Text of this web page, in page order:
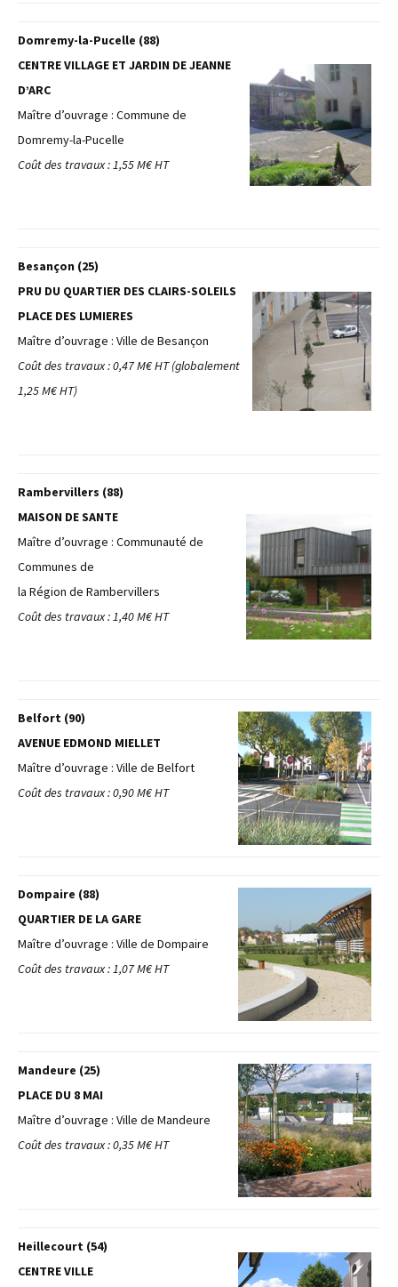
Domremy-la-Pucelle (88)
CENTRE VILLAGE ET JARDIN DE JEANNE
D’ARC
Maître d’ouvrage : Commune de
Domremy-la-Pucelle
Coût des travaux : 1,55 M€ HT
Besançon (25)
PRU DU QUARTIER DES CLAIRS-SOLEILS
PLACE DES LUMIERES
Maître d’ouvrage : Ville de Besançon
Coût des travaux : 0,47 M€ HT (globalement
1,25 M€ HT)
Rambervillers (88)
MAISON DE SANTE
Maître d’ouvrage : Communauté de
Communes de
la Région de Rambervillers
Coût des travaux : 1,40 M€ HT
Belfort (90)
AVENUE EDMOND MIELLET
Maître d’ouvrage : Ville de Belfort
Coût des travaux : 0,90 M€ HT
Dompaire (88)
QUARTIER DE LA GARE
Maître d’ouvrage : Ville de Dompaire
Coût des travaux : 1,07 M€ HT
Mandeure (25)
PLACE DU 8 MAI
Maître d’ouvrage : Ville de Mandeure
Coût des travaux : 0,35 M€ HT
Heillecourt (54)
CENTRE VILLE